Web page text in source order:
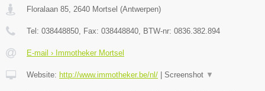
Floralaan 85, 2640 Mortsel (Antwerpen)
Tel: 038448850, Fax: 038448840, BTW-nr: 0836.382.894
E-mail › Immotheker Mortsel
Website: http://www.immotheker.be/nl/ Screenshot ▼